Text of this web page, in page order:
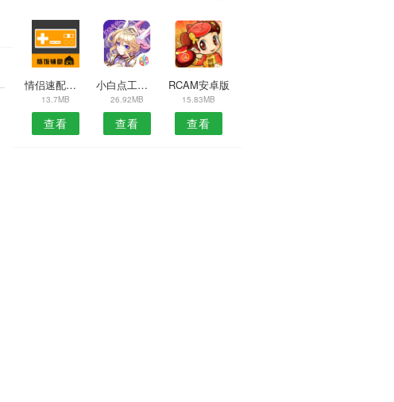
情侣速配软件
13.7MB
查看
小白点工具箱安卓版
26.92MB
查看
RCAM安卓版
15.83MB
查看